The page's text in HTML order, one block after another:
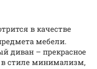
в качестве
мебели.
диван – прекрасное
стиле минимализм,